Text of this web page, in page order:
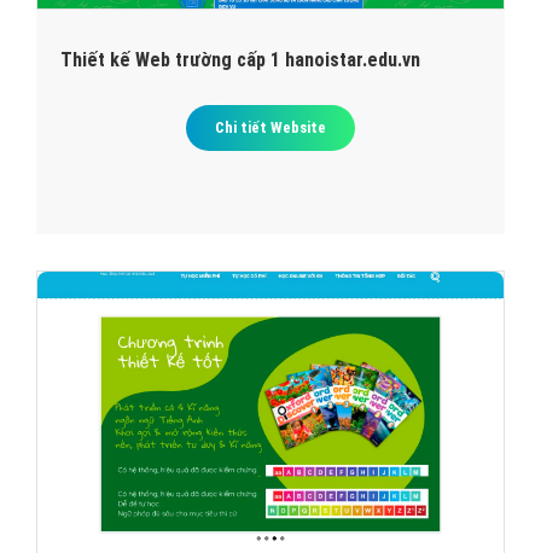
Thiết kế Web trường cấp 1 hanoistar.edu.vn
Chi tiết Website